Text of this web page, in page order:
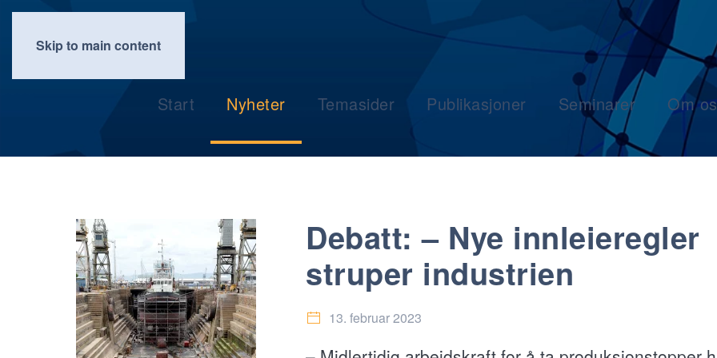
Skip to main content
Start Nyheter Temasider Publikasjoner Seminarer Om
Debatt: – Nye innleieregler
struper industrien
13. februar 2023